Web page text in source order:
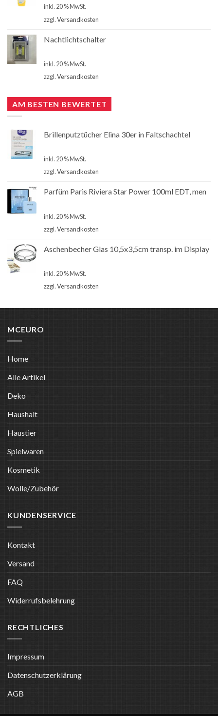
inkl. 20 % MwSt.
zzgl.Versandkosten
Nachtlichtschalter
inkl. 20 % MwSt.
zzgl.Versandkosten
AM BESTEN BEWERTET
Brillenputztücher Elina 30er in Faltschachtel
inkl. 20 % MwSt.
zzgl.Versandkosten
Parfüm Paris Riviera Star Power 100ml EDT, men
inkl. 20 % MwSt.
zzgl.Versandkosten
Aschenbecher Glas 10,5x3,5cm transp. im Display
inkl. 20 % MwSt.
zzgl.Versandkosten
MCEURO
Home
Alle Artikel
Deko
Haushalt
Haustier
Spielwaren
Kosmetik
Wolle/Zubehör
KUNDENSERVICE
Kontakt
Versand
FAQ
Widerrufsbelehrung
RECHTLICHES
Impressum
Datenschutzerklärung
AGB